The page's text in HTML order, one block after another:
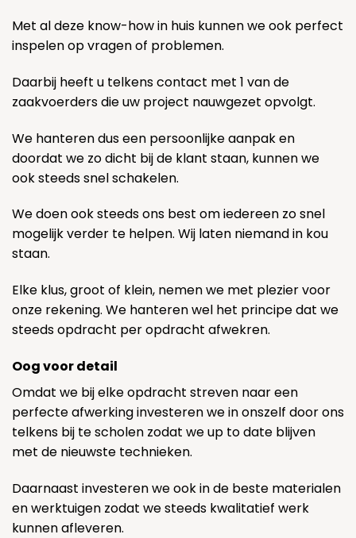
Met al deze know-how in huis kunnen we ook perfect
inspelen op vragen of problemen.
Daarbij heeft u telkens contact met 1 van de
zaakvoerders die uw project nauwgezet opvolgt.
We hanteren dus een persoonlijke aanpak en
doordat we zo dicht bij de klant staan, kunnen we
ook steeds snel schakelen.
We doen ook steeds ons best om iedereen zo snel
mogelijk verder te helpen. Wij laten niemand in kou
staan.
Elke klus, groot of klein, nemen we met plezier voor
onze rekening. We hanteren wel het principe dat we
steeds opdracht per opdracht afwekren.
Oog voor detail
Omdat we bij elke opdracht streven naar een
perfecte afwerking investeren we in onszelf door ons
telkens bij te scholen zodat we up to date blijven
met de nieuwste technieken.
Daarnaast investeren we ook in de beste materialen
en werktuigen zodat we steeds kwalitatief werk
kunnen afleveren.